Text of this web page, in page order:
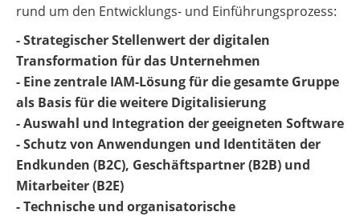
rund um den Entwicklungs- und Einführungsprozess:
- Strategischer Stellenwert der digitalen
Transformation für das Unternehmen
- Eine zentrale IAM-Lösung für die gesamte Gruppe
als Basis für die weitere Digitalisierung
- Auswahl und Integration der geeigneten Software
- Schutz von Anwendungen und Identitäten der
Endkunden (B2C), Geschäftspartner (B2B) und
Mitarbeiter (B2E)
- Technische und organisatorische